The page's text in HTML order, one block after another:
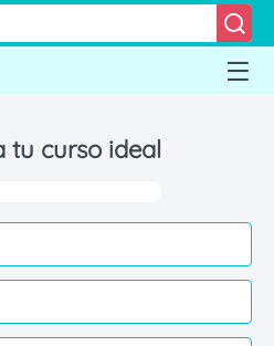
tu curso ideal